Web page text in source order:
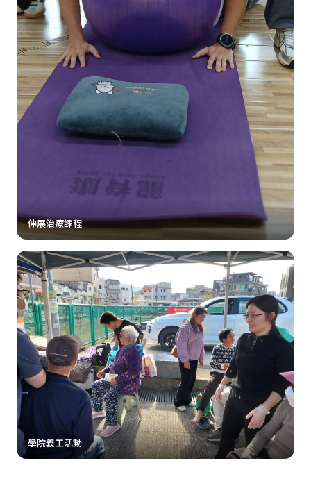
伸展治療課程
學院義工活動